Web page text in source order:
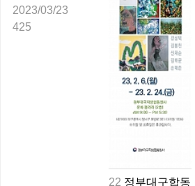
2023/03/23
425
22 정부대구합동